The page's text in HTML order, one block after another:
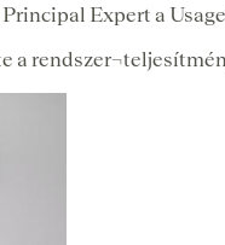
Expert a
a